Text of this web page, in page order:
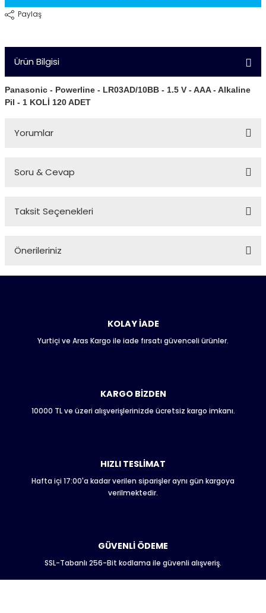
Paylaş
Ürün Bilgisi
Panasonic - Powerline - LR03AD/10BB - 1.5 V - AAA - Alkaline
Pil - 1 KOLİ 120 ADET
Yorumlar
Soru & Cevap
Ürün hakkında henüz soru sorulmamış.
Taksit Seçenekleri
Önerileriniz
Bu ürünün fiyat bilgisi, resim, ürün açıklamalarında ve diğer
Ürün resmi kalitesiz, bozuk veya görüntülenemiyor.
Ürün fiyatı diğer sitelerden daha pahalı.
Bu ürüne benzer farklı alternatifler olmalı.
Gönder
KOLAY İADE
Yurtiçi ve Aras Kargo ile iade fırsatı güvenceli ürünler.
KARGO BİZDEN
10000 TL ve üzeri alışverişlerinizde ücretsiz kargo imkanı.
HIZLI TESLİMAT
Hafta içi 17:00'a kadar verilen siparişler aynı gün kargoya
verilmektedir.
GÜVENLİ ÖDEME
SSL-Tabanlı 256-Bit kodlama ile güvenli alışveriş.